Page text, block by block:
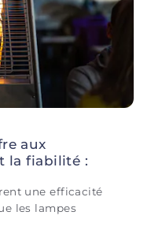
aux
la fiabilité :
une efficacité
les lampes